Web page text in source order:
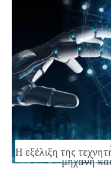
Η εξέλιξη της
μηχανή